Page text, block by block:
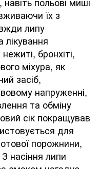
їх з
липу
лікування
бронхіті,
міхура, як
засіб,
напруженні,
та обміну
сік покращував
для
порожнини,
насіння липи